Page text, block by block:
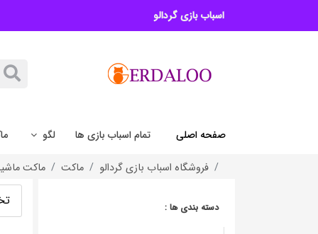
اسباب بازی گردالو
صفحه اصلی تمام اسباب بازی ها لگو
فروشگاه اسباب بازی گردالو ماکت ماکت
دسته بندی ها :